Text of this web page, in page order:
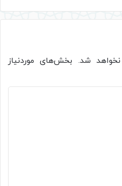
شد. بخش‌های موردنیاز